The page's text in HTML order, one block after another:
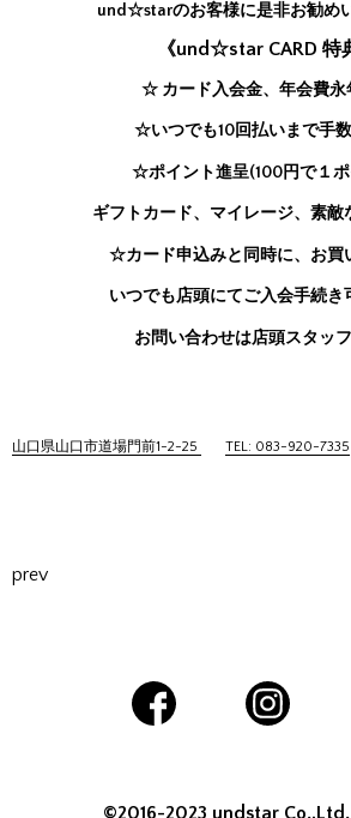
und☆starのお客様に是非お勧め
《und☆star CARD 特
☆ カード入会金、年会費永
☆いつでも10回払いまで手
☆ポイント進呈(100円で１
ギフトカード、マイレージ、素敵
☆カード申込みと同時に、お買
いつでも店頭にてご入会手続き
お問い合わせは店頭スタッフ
山口県山口市道場門前1-2-25 TEL: 083-920-7335
prev
©2016-2023 undstar